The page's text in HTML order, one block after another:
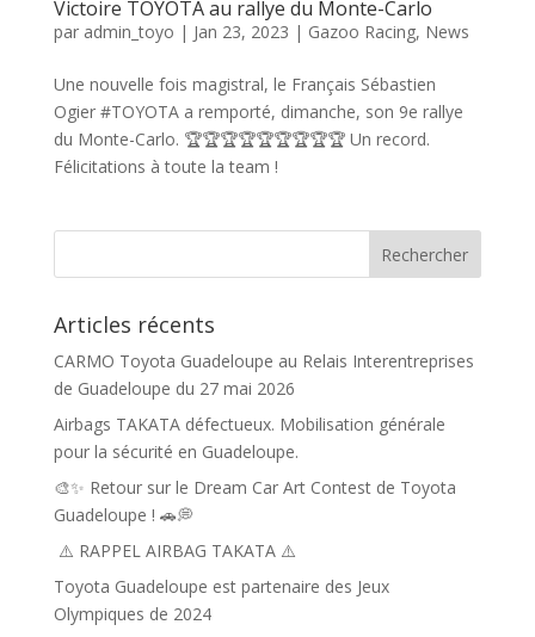
Victoire TOYOTA au rallye du Monte-Carlo
par admin_toyo | Jan 23, 2023 | Gazoo Racing, News
Une nouvelle fois magistral, le Français Sébastien
Ogier #TOYOTA a remporté, dimanche, son 9e rallye
du Monte-Carlo. 🏆🏆🏆🏆🏆🏆🏆🏆🏆 Un record.
Félicitations à toute la team !
Articles récents
CARMO Toyota Guadeloupe au Relais Interentreprises
de Guadeloupe du 27 mai 2026
Airbags TAKATA défectueux. Mobilisation générale
pour la sécurité en Guadeloupe.
🎨✨ Retour sur le Dream Car Art Contest de Toyota
Guadeloupe ! 🚗💭
⚠️ RAPPEL AIRBAG TAKATA ⚠️
Toyota Guadeloupe est partenaire des Jeux
Olympiques de 2024